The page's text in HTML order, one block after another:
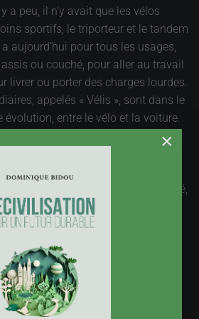
a peu, il n’y avait que les vélos
sportifs, le triporteur et le tandem
aujourd’hui pour tous les usages,
ou couché, pour aller au travail
livrer ou porter des charges lourdes.
appelés « Vélis », sont dans le
entre le vélo et la voiture.
électrique, 2 ou 4 places, mais
pour des ramassages scolaires.
ce sont des vélos qui ont pris
plus de confort et de sécurité,
temps. L’assistance électrique
apporte une puissance
pour les usagers d’un certain
ces « vélis » serait un élément de
en zone peu dense, en
à la demande ou d’autres
du partage et de la solidarité.
×